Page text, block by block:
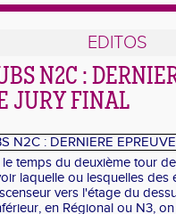
EDITOS
N2C :
JURY FINAL
temps du deuxième tour
laquelle ou lesquelles des
vers l'étage du
en Régional ou N3,